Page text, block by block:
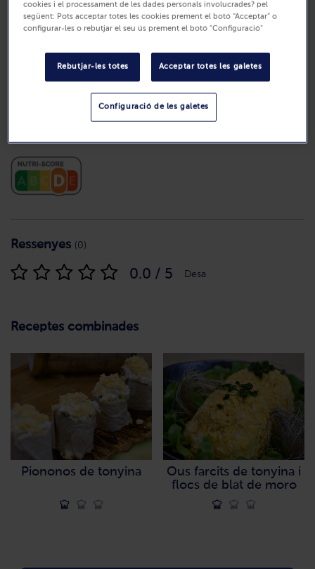
Disponible
7,99 €
200 g (Preu per Kg 39.95 €)
Compra
Ressenyes (0)
0.0 / 5 Desa
Receptes combinades
Piononos de tonyina
Ous farcits de tonyina i
flocs de blat de moro
cookies i el processament de les dades personals involucrades? pel
següent: Pots acceptar totes les cookies prement el botó “Acceptar” o
configurar-les o rebutjar el seu ús prement el botó "Configuració"
Rebutjar-les totes Acceptar totes les galetes
Configuració de les galetes